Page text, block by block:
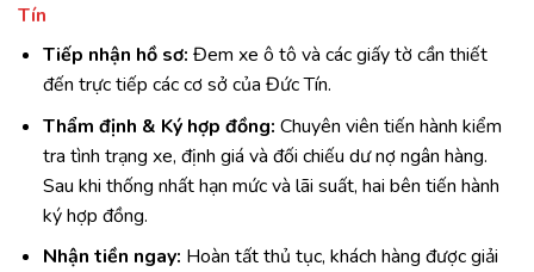
Tín
Tiếp nhận hồ sơ: Đem xe ô tô và các giấy tờ cần thiết
đến trực tiếp các cơ sở của Đức Tín.
Thẩm định & Ký hợp đồng: Chuyên viên tiến hành kiểm
tra tình trạng xe, định giá và đối chiếu dư nợ ngân hàng.
Sau khi thống nhất hạn mức và lãi suất, hai bên tiến hành
ký hợp đồng.
Nhận tiền ngay: Hoàn tất thủ tục, khách hàng được giải